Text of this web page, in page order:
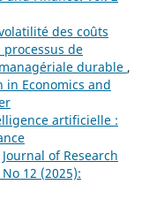
des coûts
de
durable ,
in Economics and
artificielle :
of Research
12 (2025):